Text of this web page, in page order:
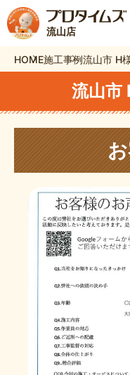
流山店
HOME施工事例流山市 H
流山市